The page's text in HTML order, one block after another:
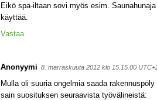
Eikö spa-iltaan sovi myös esim.
käyttää.
Vastaa
Anonyymi 8. marraskuuta 2012 klo 15.15.00
Mulla oli suuria ongelmia saada
sain suosituksen seuraavista työvälineistä: